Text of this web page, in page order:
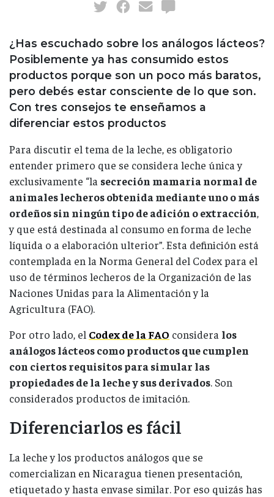
¿Has escuchado sobre los análogos lácteos?
Posiblemente ya has consumido estos
productos porque son un poco más baratos,
pero debés estar consciente de lo que son.
Con tres consejos te enseñamos a
diferenciar estos productos
Para discutir el tema de la leche, es obligatorio
entender primero que se considera leche única y
exclusivamente “la secreción mamaria normal de
animales lecheros obtenida mediante uno o más
ordeños sin ningún tipo de adición o extracción,
y que está destinada al consumo en forma de leche
líquida o a elaboración ulterior”. Esta definición está
contemplada en la Norma General del Codex para el
uso de términos lecheros de la Organización de las
Naciones Unidas para la Alimentación y la
Agricultura (FAO).
Por otro lado, el Codex de la FAO considera los
análogos lácteos como productos que cumplen
con ciertos requisitos para simular las
propiedades de la leche y sus derivados. Son
considerados productos de imitación.
Diferenciarlos es fácil
La leche y los productos análogos que se
comercializan en Nicaragua tienen presentación,
etiquetado y hasta envase similar. Por eso quizás has